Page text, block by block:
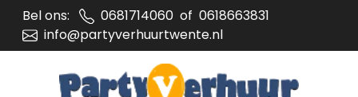
Bel ons: 0681714060 of 0618663831
info@partyverhuurtwente.nl